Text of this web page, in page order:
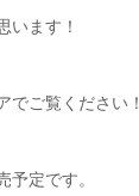
います！
でご覧ください！
定です。